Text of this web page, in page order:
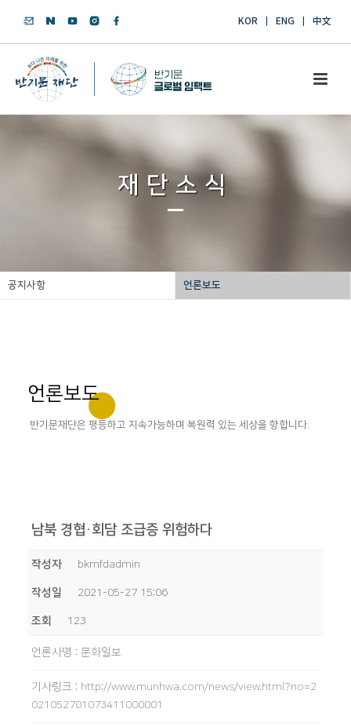
KOR ENG 中文
재단소식
공지사항 언론보도
언론보도
반기문재단은 평등하고 지속가능하며 복원력 있는 세상을 향합니다.
남북 경협·회담 조급증 위험하다
작성자 bkmfdadmin
작성일 2021-05-27 15:06
조회 123
언론사명 : 문화일보
기사링크 : http://www.munhwa.com/news/view.html?no=2
021052701073411000001